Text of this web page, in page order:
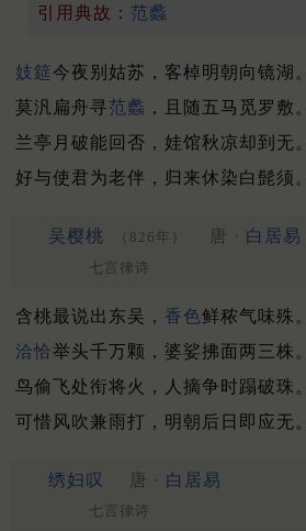
引用典故： 范蠡
妓筵今夜别姑苏，客棹明朝向镜湖。
莫汎扁舟寻范蠡 ，且随五马觅罗敷。
兰亭月破能回否，娃馆秋凉却到无。
好与使君为老伴，归来休染白髭须。
吴樱桃 （826年） 唐 · 白居易
七言律诗
含桃最说出东吴， 香色鲜秾气味殊。
洽恰举头千万颗，婆娑拂面两三株。
鸟偷飞处衔将火，人摘争时蹋破珠。
可惜风吹兼雨打，明朝后日即应无。
绣妇叹 唐 · 白居易
七言律诗